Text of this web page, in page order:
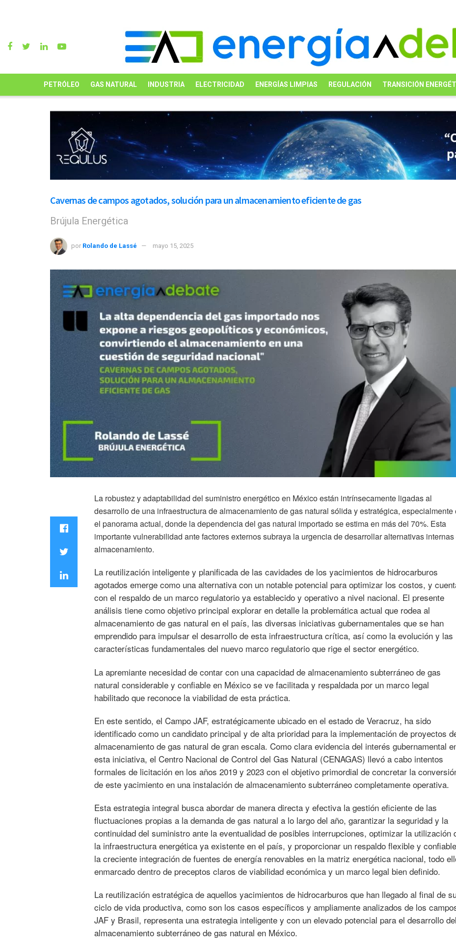
PETRÓLEO GAS NATURAL INDUSTRIA ELECTRICIDAD ENERGÍAS LIMPIAS REGULACIÓN TRANSICIÓN
Cavernas de campos agotados, solución para un almacenamiento eficiente de gas
Brújula Energética
por Rolando de Lassé mayo 15, 2025
La robustez y adaptabilidad del suministro energético en México están intrínsecamente ligadas al
desarrollo de una infraestructura de almacenamiento de gas natural sólida y estratégica, especialmente
el panorama actual, donde la dependencia del gas natural importado se estima en más del 70%. Esta
importante vulnerabilidad ante factores externos subraya la urgencia de desarrollar alternativas
almacenamiento.
La reutilización inteligente y planificada de las cavidades de los yacimientos de hidrocarburos
agotados emerge como una alternativa con un notable potencial para optimizar los costos, y
con el respaldo de un marco regulatorio ya establecido y operativo a nivel nacional. El presente
análisis tiene como objetivo principal explorar en detalle la problemática actual que rodea al
almacenamiento de gas natural en el país, las diversas iniciativas gubernamentales que se han
emprendido para impulsar el desarrollo de esta infraestructura crítica, así como la evolución y las
características fundamentales del nuevo marco regulatorio que rige el sector energético.
La apremiante necesidad de contar con una capacidad de almacenamiento subterráneo de gas
natural considerable y confiable en México se ve facilitada y respaldada por un marco legal
habilitado que reconoce la viabilidad de esta práctica.
En este sentido, el Campo JAF, estratégicamente ubicado en el estado de Veracruz, ha sido
identificado como un candidato principal y de alta prioridad para la implementación de proyectos
almacenamiento de gas natural de gran escala. Como clara evidencia del interés gubernamental
esta iniciativa, el Centro Nacional de Control del Gas Natural (CENAGAS) llevó a cabo intentos
formales de licitación en los años 2019 y 2023 con el objetivo primordial de concretar la
de este yacimiento en una instalación de almacenamiento subterráneo completamente operativa.
Esta estrategia integral busca abordar de manera directa y efectiva la gestión eficiente de las
fluctuaciones propias a la demanda de gas natural a lo largo del año, garantizar la seguridad y la
continuidad del suministro ante la eventualidad de posibles interrupciones, optimizar la utilización
la infraestructura energética ya existente en el país, y proporcionar un respaldo flexible y
la creciente integración de fuentes de energía renovables en la matriz energética nacional, todo
enmarcado dentro de preceptos claros de viabilidad económica y un marco legal bien definido.
La reutilización estratégica de aquellos yacimientos de hidrocarburos que han llegado al final de
ciclo de vida productiva, como son los casos específicos y ampliamente analizados de los
JAF y Brasil, representa una estrategia inteligente y con un elevado potencial para el desarrollo del
almacenamiento subterráneo de gas natural en México.